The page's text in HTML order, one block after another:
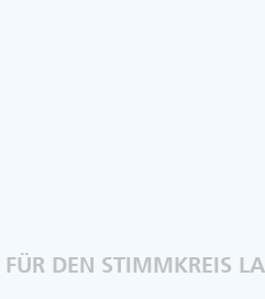
DEN STIMMKREIS